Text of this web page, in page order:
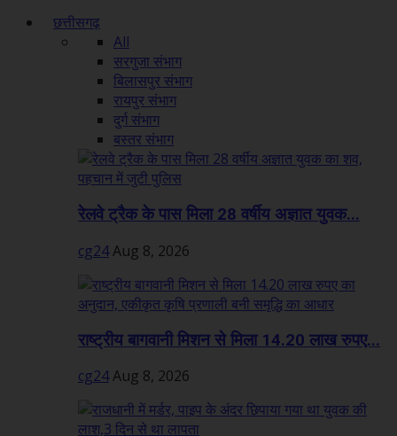
छत्तीसगढ़
All
सरगुजा संभाग
बिलासपुर संभाग
रायपुर संभाग
दुर्ग संभाग
बस्तर संभाग
रेलवे ट्रैक के पास मिला 28 वर्षीय अज्ञात युवक...
cg24Aug 8, 2026
राष्ट्रीय बागवानी मिशन से मिला 14.20 लाख रुपए...
cg24Aug 8, 2026